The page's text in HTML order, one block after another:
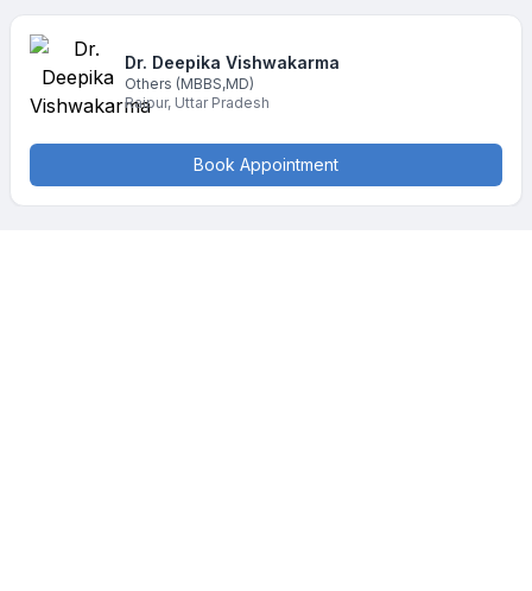
Dr. Deepika Vishwakarma
Others (MBBS,MD)
Raipur, Uttar Pradesh
Book Appointment